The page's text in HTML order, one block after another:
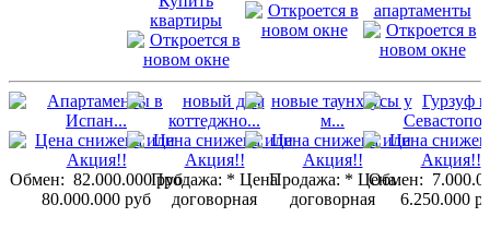
квартиры
апартаменты
Обмен: 82.000.000 руб
80.000.000 руб
Продажа: * Цена
договорная
Продажа: * Цена
договорная
Обмен:
6.250.000